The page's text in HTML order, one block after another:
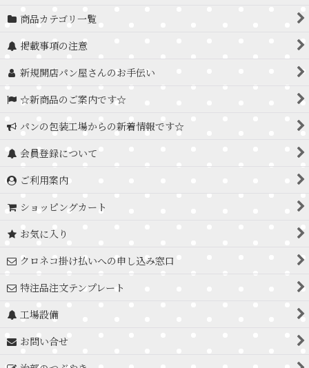
商品カテゴリ一覧
掲載事項の注意
新規開店パン屋さんのお手伝い
☆新商品のご案内です☆
パンの包装工場からの新着情報です☆
会員登録について
ご利用案内
ショッピングカート
お気に入り
クロネコ掛け払いへの申し込み窓口
特注品注文テンプレート
工場設備
お問い合せ